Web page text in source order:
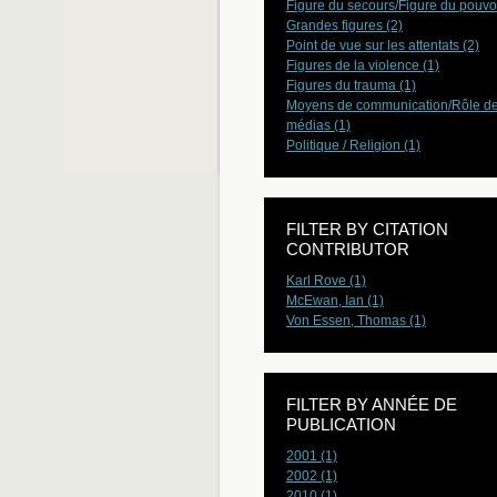
Figure du secours/Figure du
Grandes figures (2)
Point de vue sur les attentats (2)
Figures de la violence (1)
Figures du trauma (1)
Moyens de communication/Rôle
médias (1)
Politique / Religion (1)
FILTER BY CITATION
CONTRIBUTOR
Karl Rove (1)
McEwan, Ian (1)
Von Essen, Thomas (1)
FILTER BY ANNÉE DE
PUBLICATION
2001 (1)
2002 (1)